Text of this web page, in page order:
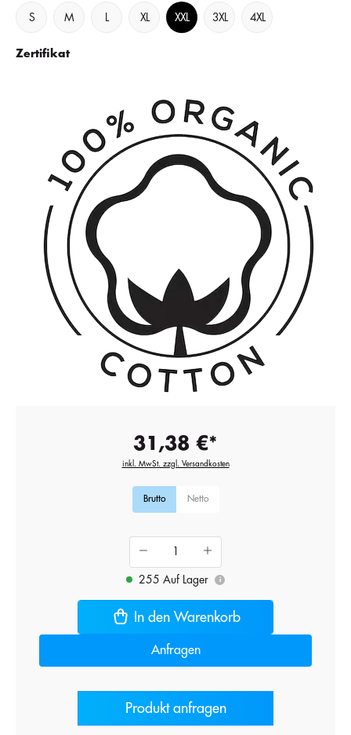
S M XL XXL 3XL 4XL
Zertifikat
31,38 €*
inkl. MwSt. zzgl. Versandkosten
Brutto Netto
255 Auf Lager i
In den Warenkorb
Anfragen
Produkt anfragen